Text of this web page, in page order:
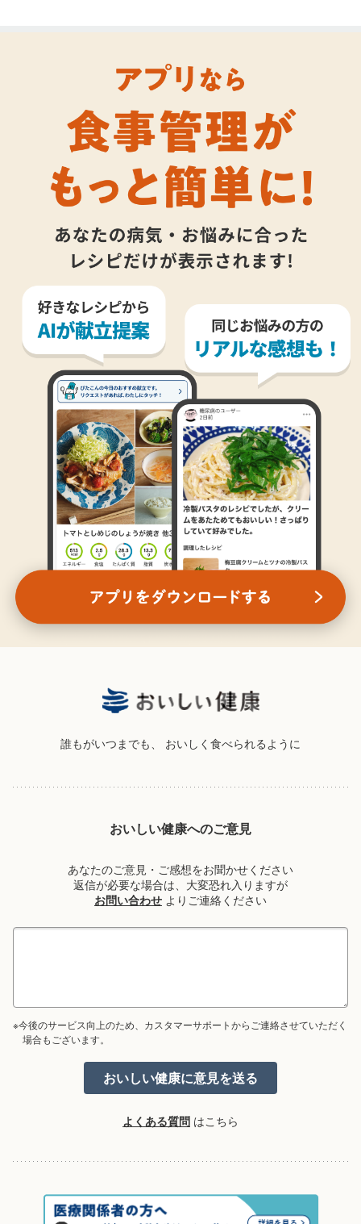
誰もがいつまでも、 おいしく食べられるように
おいしい健康へのご意見
あなたのご意見・ご感想をお聞かせください
返信が必要な場合は、大変恐れ入りますが
お問い合わせ よりご連絡ください
※今後のサービス向上のため、カスタマーサポートからご連絡させていただく
場合もございます。
よくある質問 はこちら